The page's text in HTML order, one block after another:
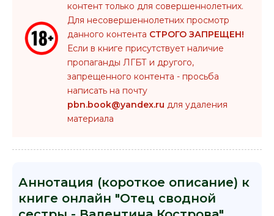
контент только для совершеннолетних.
Для несовершеннолетних просмотр
данного контента СТРОГО ЗАПРЕЩЕН!
Если в книге присутствует наличие
пропаганды ЛГБТ и другого,
запрещенного контента - просьба
написать на почту
pbn.book@yandex.ru для удаления
материала
Аннотация (короткое описание) к
книге онлайн "Отец сводной